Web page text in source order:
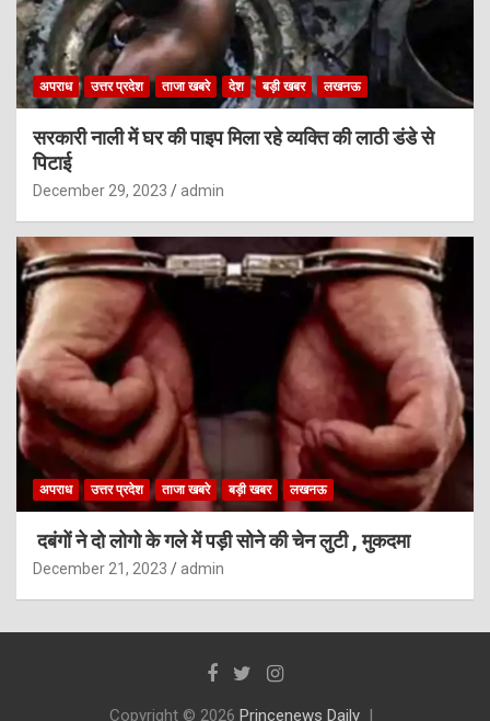
अपराध उत्तर प्रदेश ताजा खबरे देश बड़ी खबर लखनऊ
सरकारी नाली में घर की पाइप मिला रहे व्यक्ति की लाठी डंडे से
पिटाई
December 29, 2023 admin
अपराध उत्तर प्रदेश ताजा खबरे बड़ी खबर लखनऊ
दबंगों ने दो लोगो के गले में पड़ी सोने की चेन लुटी , मुकदमा
December 21, 2023 admin
Copyright © 2026 Princenews Daily